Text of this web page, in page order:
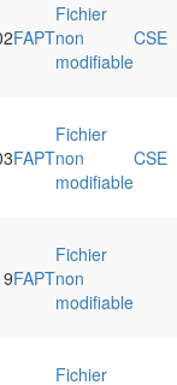
FAPT
Fichier
non
modifiable
CSE
FAPT
Fichier
non
modifiable
CSE
FAPT
Fichier
non
modifiable
Fichier